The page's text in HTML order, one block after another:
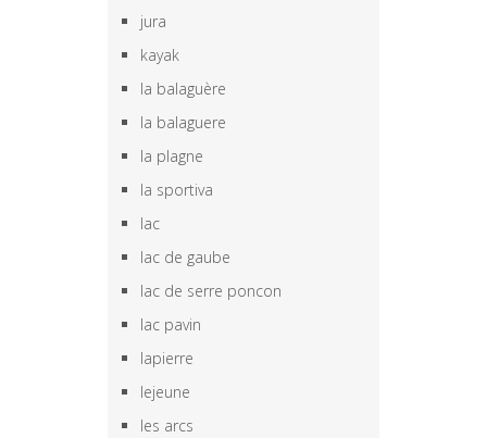
jura
kayak
la balaguère
la balaguere
la plagne
la sportiva
lac
lac de gaube
lac de serre poncon
lac pavin
lapierre
lejeune
les arcs